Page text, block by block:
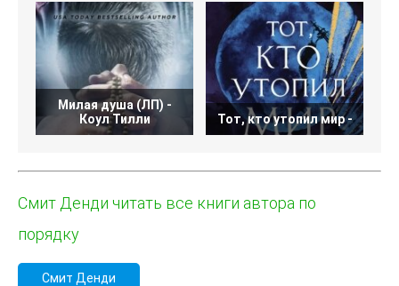
Милая душа (ЛП) -
Коул Тилли
Тот, кто утопил мир -
Смит Денди читать все книги автора по
порядку
Смит Денди